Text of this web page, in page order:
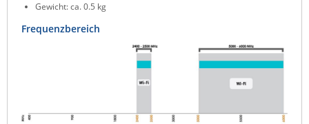
Gewicht: ca. 0.5 kg
Frequenzbereich